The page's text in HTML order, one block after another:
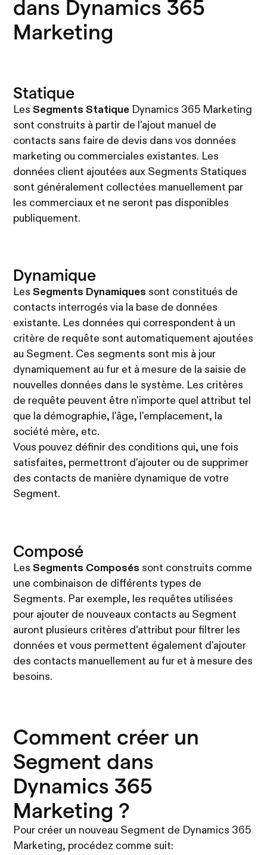
dans Dynamics 365
Marketing
Statique
LesSegments Statique Dynamics 365 Marketing
sont construits à partir de l'ajout manuel de
contacts sans faire de devis dans vos données
marketing ou commerciales existantes. Les
données client ajoutées aux Segments Statiques
sont généralement collectées manuellement par
les commerciaux et ne seront pas disponibles
publiquement.
Dynamique
LesSegments Dynamiques sont constitués de
contacts interrogés via la base de données
existante. Les données qui correspondent à un
critère de requête sont automatiquement ajoutées
au Segment. Ces segments sont mis à jour
dynamiquement au fur et à mesure de la saisie de
nouvelles données dans le système. Les critères
de requête peuvent être n'importe quel attribut tel
que la démographie, l'âge, l'emplacement, la
société mère, etc.
Vous pouvez définir des conditions qui, une fois
satisfaites, permettront d'ajouter ou de supprimer
des contacts de manière dynamique de votre
Segment.
Composé
LesSegments Composés sont construits comme
une combinaison de différents types de
Segments. Par exemple, les requêtes utilisées
pour ajouter de nouveaux contacts au Segment
auront plusieurs critères d'attribut pour filtrer les
données et vous permettent également d'ajouter
des contacts manuellement au fur et à mesure des
besoins.
Comment créer un
Segment dans
Dynamics 365
Marketing ?
Pour créer un nouveau Segment de Dynamics 365
Marketing, procédez comme suit: